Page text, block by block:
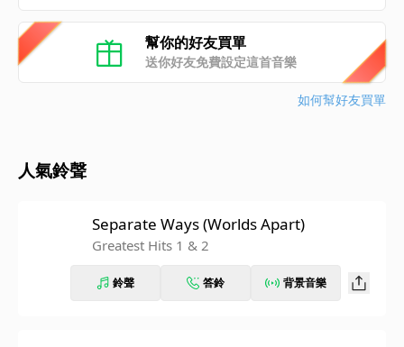
幫你的好友買單
送你好友免費設定這首音樂
如何幫好友買單
人氣鈴聲
Separate Ways (Worlds Apart)
Greatest Hits 1 & 2
鈴聲 答鈴 背景音樂